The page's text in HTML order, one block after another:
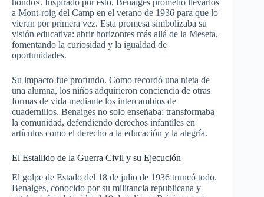
a Mont-roig del Camp en el verano de 1936 para que lo
vieran por primera vez. Esta promesa simbolizaba su
visión educativa: abrir horizontes más allá de la Meseta,
fomentando la curiosidad y la igualdad de
oportunidades.
Su impacto fue profundo. Como recordó una nieta de
una alumna, los niños adquirieron conciencia de otras
formas de vida mediante los intercambios de
cuadernillos. Benaiges no solo enseñaba; transformaba
la comunidad, defendiendo derechos infantiles en
artículos como el derecho a la educación y la alegría.
El Estallido de la Guerra Civil y su Ejecución
El golpe de Estado del 18 de julio de 1936 truncó todo.
Benaiges, conocido por su militancia republicana y